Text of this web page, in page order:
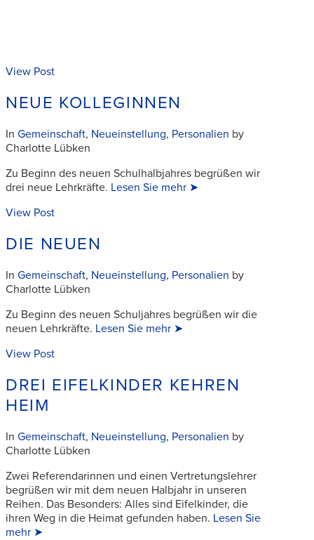
View Post
NEUE KOLLEGINNEN
In Gemeinschaft, Neueinstellung, Personalien by
Charlotte Lübken
Zu Beginn des neuen Schulhalbjahres begrüßen wir
drei neue Lehrkräfte. Lesen Sie mehr ➤
View Post
DIE NEUEN
In Gemeinschaft, Neueinstellung, Personalien by
Charlotte Lübken
Zu Beginn des neuen Schuljahres begrüßen wir die
neuen Lehrkräfte. Lesen Sie mehr ➤
View Post
DREI EIFELKINDER KEHREN
HEIM
In Gemeinschaft, Neueinstellung, Personalien by
Charlotte Lübken
Zwei Referendarinnen und einen Vertretungslehrer
begrüßen wir mit dem neuen Halbjahr in unseren
Reihen. Das Besonders: Alles sind Eifelkinder, die
ihren Weg in die Heimat gefunden haben. Lesen Sie
mehr ➤